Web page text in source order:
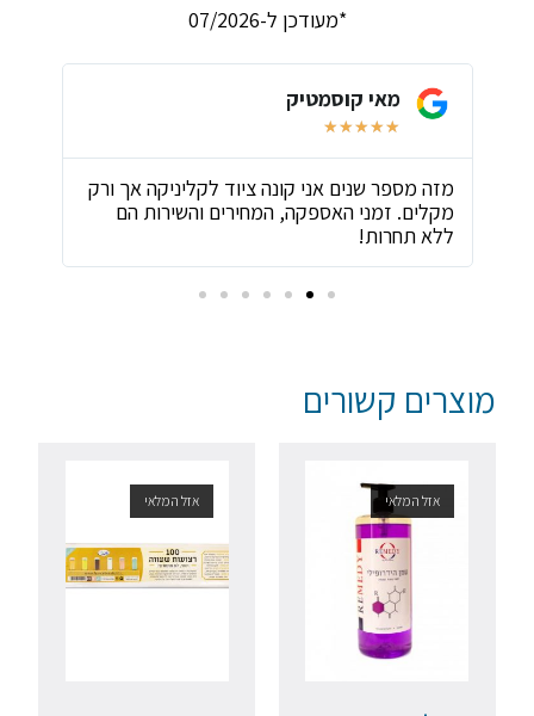
*מעודכן ל-07/2026
מאי קוסמטיק
★
★
★
★
★
מזה מספר שנים אני קונה ציוד לקליניקה אך ורק
מקלים. זמני האספקה, המחירים והשירות הם
ללא תחרות!
מוצרים קשורים
אזל המלאי אזל המלאי